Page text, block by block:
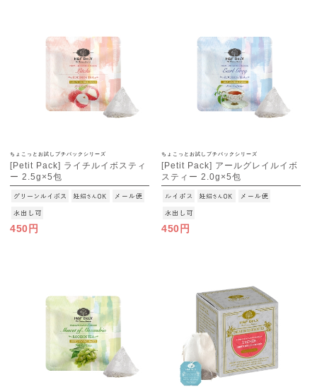
ちょこっとお試しプチパックシリーズ
[Petit Pack] ライチルイボスティ
ー 2.5g×5包
[M便 1/10]
450円
ちょこっとお試しプチパックシリーズ
[Petit Pack] アールグレイルイボ
スティー 2.0g×5包
[M便 1/10]
450円